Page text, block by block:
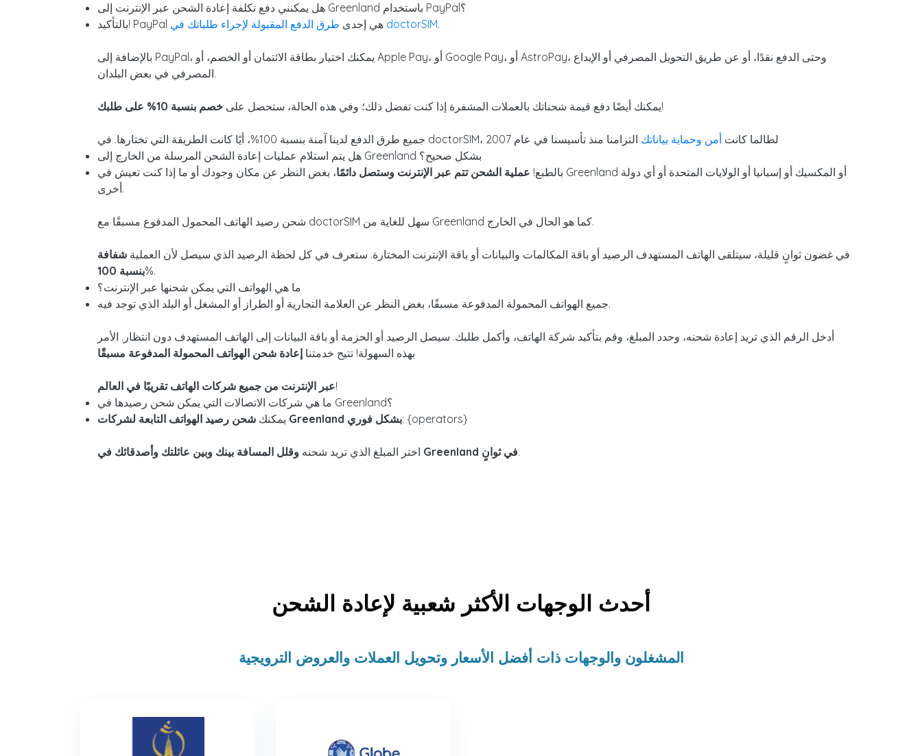
هل يمكنني دفع تكلفة إعادة الشحن عبر الإنترنت إلى Greenland باستخدام PayPal؟
بالتأكيد! PayPal هي إحدى طرق الدفع المقبولة لإجراء طلباتك في doctorSIM.
بالإضافة إلى PayPal، يمكنك اختيار بطاقة الائتمان أو الخصم، أو Apple Pay، أو Google Pay، أو AstroPay، وحتى الدفع نقدًا، أو عن طريق التحويل المصرفي أو الإيداع
المصرفي في بعض البلدان.
يمكنك أيضًا دفع قيمة شحناتك بالعملات المشفرة إذا كنت تفضل ذلك؛ وفي هذه الحالة، ستحصل على خصم بنسبة 10% على طلبك !
جميع طرق الدفع لدينا آمنة بنسبة 100%، أيًا كانت الطريقة التي تختارها. في doctorSIM، لطالما كانت أمن وحماية بياناتك التزامنا منذ تأسيسنا في عام 2007
هل يتم استلام عمليات إعادة الشحن المرسلة من الخارج إلى Greenland بشكل صحيح؟
بالطبع! عملية الشحن تتم عبر الإنترنت وستصل دائمًا، بغض النظر عن مكان وجودك أو ما إذا كنت تعيش في Greenland أو المكسيك أو إسبانيا أو الولايات المتحدة أو أي دولة
أخرى.
شحن رصيد الهاتف المحمول المدفوع مسبقًا مع doctorSIM سهل للغاية من Greenland كما هو الحال في الخارج.
في غضون ثوانٍ قليلة، سيتلقى الهاتف المستهدف الرصيد أو باقة المكالمات والبيانات أو باقة الإنترنت المختارة. ستعرف في كل لحظة الرصيد الذي سيصل لأن العملية شفافة
بنسبة 100
%.
ما هي الهواتف التي يمكن شحنها عبر الإنترنت؟
جميع الهواتف المحمولة المدفوعة مسبقًا، بغض النظر عن العلامة التجارية أو الطراز أو المشغل أو البلد الذي توجد فيه.
أدخل الرقم الذي تريد إعادة شحنه، وحدد المبلغ، وقم بتأكيد شركة الهاتف، وأكمل طلبك. سيصل الرصيد أو الحزمة أو باقة البيانات إلى الهاتف المستهدف دون انتظار. الأمر
بهذه السهولة! تتيح خدمتنا إعادة شحن الهواتف المحمولة المدفوعة مسبقًا
عبر الإنترنت من جميع شركات الهاتف تقريبًا في العالم!
ما هي شركات الاتصالات التي يمكن شحن رصيدها في Greenland؟
يمكنك
شحن رصيد الهواتف التابعة لشركات Greenland بشكل فوري: {operators}
اختر المبلغ الذي تريد شحنه وقلل المسافة بينك وبين عائلتك وأصدقائك في Greenland في ثوانٍ.
أحدث الوجهات الأكثر شعبية لإعادة الشحن
المشغلون والوجهات ذات أفضل الأسعار وتحويل العملات والعروض الترويجية